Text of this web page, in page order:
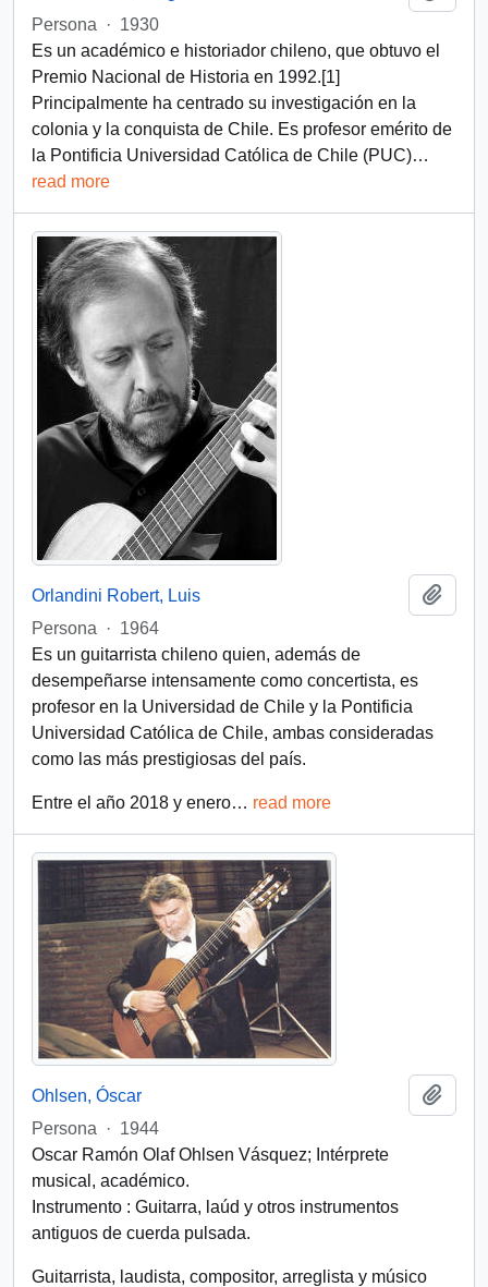
Persona
· 1930
Es un académico e historiador chileno, que obtuvo el
Premio Nacional de Historia en 1992.[1]​
Principalmente ha centrado su investigación en la
colonia y la conquista de Chile. Es profesor emérito de
la Pontificia Universidad Católica de Chile (PUC)…
read more
Orlandini Robert, Luis
Persona
· 1964
Es un guitarrista chileno quien, además de
desempeñarse intensamente como concertista, es
profesor en la Universidad de Chile y la Pontificia
Universidad Católica de Chile, ambas consideradas
como las más prestigiosas del país.
Entre el año 2018 y enero… read more
Ohlsen, Óscar
Persona
· 1944
Oscar Ramón Olaf Ohlsen Vásquez; Intérprete
musical, académico.
Instrumento : Guitarra, laúd y otros instrumentos
antiguos de cuerda pulsada.
Guitarrista, laudista, compositor, arreglista y músico